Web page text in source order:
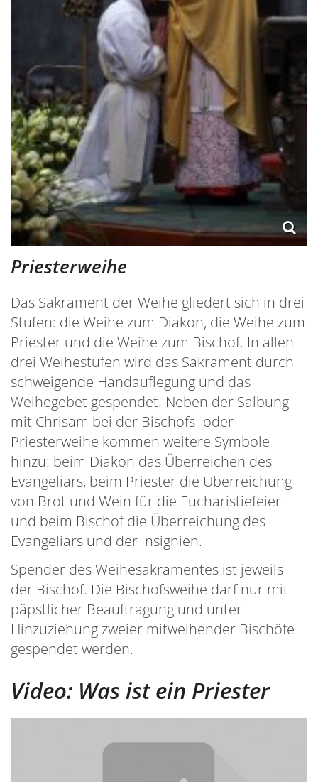
Priesterweihe
Das Sakrament der Weihe gliedert sich in drei
Stufen: die Weihe zum Diakon, die Weihe zum
Priester und die Weihe zum Bischof. In allen
drei Weihestufen wird das Sakrament durch
schweigende Handauflegung und das
Weihegebet gespendet. Neben der Salbung
mit Chrisam bei der Bischofs- oder
Priesterweihe kommen weitere Symbole
hinzu: beim Diakon das Überreichen des
Evangeliars, beim Priester die Überreichung
von Brot und Wein für die Eucharistiefeier
und beim Bischof die Überreichung des
Evangeliars und der Insignien.
Spender des Weihesakramentes ist jeweils
der Bischof. Die Bischofsweihe darf nur mit
päpstlicher Beauftragung und unter
Hinzuziehung zweier mitweihender Bischöfe
gespendet werden.
Video: Was ist ein Priester